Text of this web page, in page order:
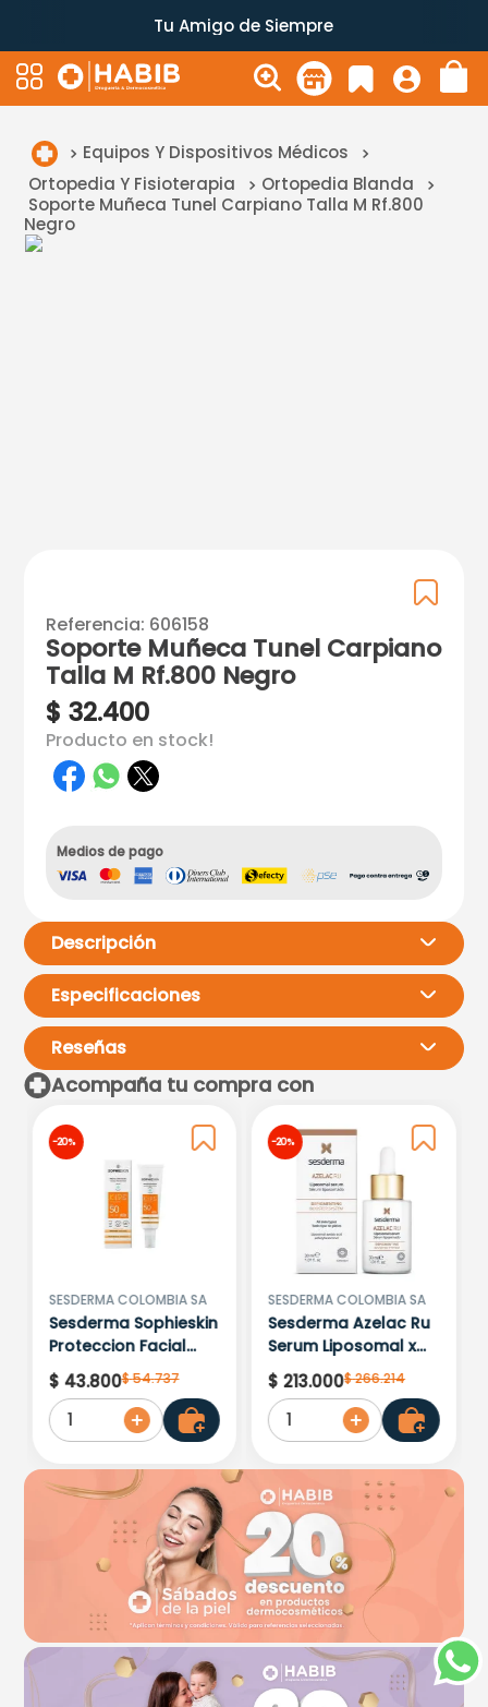
Tu Amigo de Siempre
Equipos Y Dispositivos Médicos
Ortopedia Y Fisioterapia
Ortopedia Blanda
Soporte Muñeca Tunel Carpiano Talla M Rf.800
Negro
Referencia: 606158
Soporte Muñeca Tunel Carpiano
Talla M Rf.800 Negro
$ 32.400
Producto en stock!
Medios de pago
Descripción
Especificaciones
Reseñas
Por favor, inicia sesión para
escribir un comentario.
Más reciente
Acompaña tu compra con
-20 %
SESDERMA COLOMBIA SA
Sesderma Sophieskin
Proteccion Facial
Kids Hypoallergenic
Spf 500 Moisturising
$ 43.800$54.737
1
-20 %
SESDERMA COLOMBIA SA
Sesderma Azelac Ru
Serum Liposomal x
30ml
$ 213.000$266.214
1